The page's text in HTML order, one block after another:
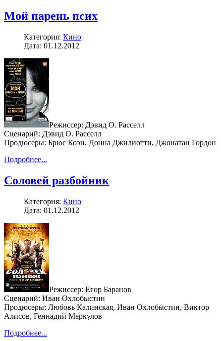
Мой парень псих
Категория: Кино
Дата: 01.12.2012
Режиссер: Дэвид О. Расселл
Сценарий: Дэвид О. Расселл
Продюсеры: Брюс Коэн, Донна Джилиотти, Джонатан Гордон
Подробнее...
Соловей разбойник
Категория: Кино
Дата: 01.12.2012
Режиссер: Егор Баранов
Сценарий: Иван Охлобыстин
Продюсеры: Любовь Калинская, Иван Охлобыстин, Виктор
Алисов, Геннадий Меркулов
Подробнее...